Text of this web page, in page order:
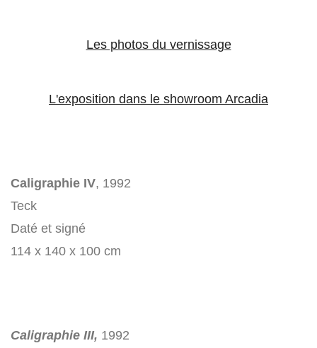
Les photos du vernissage
L'exposition dans le showroom Arcadia
Caligraphie IV, 1992
Teck
Daté et signé
114 x 140 x 100 cm
Caligraphie III, 1992